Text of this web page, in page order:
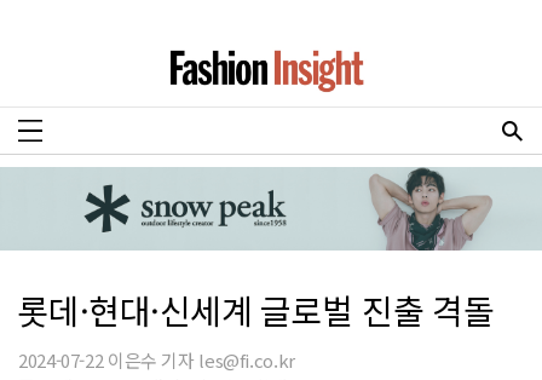
롯데·현대·신세계 글로벌 진출 격돌
2024-07-22 이은수 기자 les@fi.co.kr